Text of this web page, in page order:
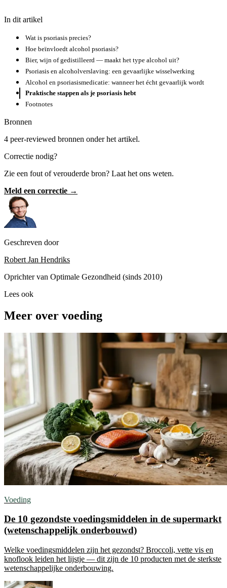
In dit artikel
Wat is psoriasis precies?
Hoe beïnvloedt alcohol psoriasis?
Bier, wijn of gedistilleerd — maakt het type alcohol uit?
Psoriasis en alcoholverslaving: een gevaarlijke wisselwerking
Alcohol en psoriasismedicatie: wanneer het écht gevaarlijk wordt
Praktische stappen als je psoriasis hebt
Footnotes
Bronnen
4 peer-reviewed bronnen onder het artikel.
Correctie nodig?
Zie een fout of verouderde bron? Laat het ons weten.
Meld een correctie →
Geschreven door
Robert Jan Hendriks
Oprichter van Optimale Gezondheid (sinds 2010)
Lees ook
Meer over voeding
Voeding
De 10 gezondste voedingsmiddelen in de supermarkt
(wetenschappelijk onderbouwd)
Welke voedingsmiddelen zijn het gezondst? Broccoli, vette vis en
knoflook leiden het lijstje — dit zijn de 10 producten met de sterkste
wetenschappelijke onderbouwing.